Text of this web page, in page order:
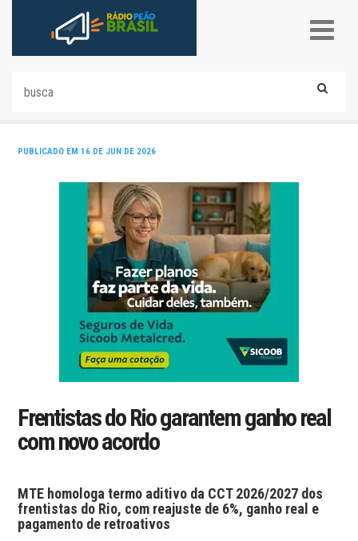
PUBLICADO EM 16 DE JUN DE 2026
Frentistas do Rio garantem ganho real
com novo acordo
MTE homologa termo aditivo da CCT 2026/2027 dos
frentistas do Rio, com reajuste de 6%, ganho real e
pagamento de retroativos